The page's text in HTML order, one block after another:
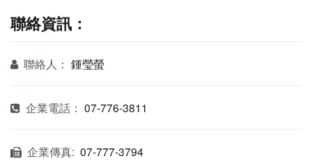
聯絡資訊：
聯絡人： 鍾瑩螢
企業電話： 07-776-3811
企業傳真: 07-777-3794